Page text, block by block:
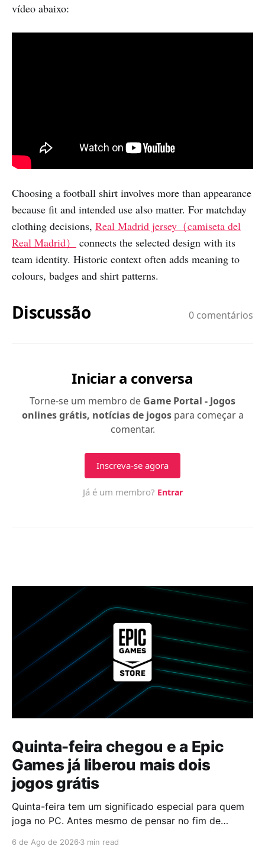
vídeo abaixo:
Choosing a football shirt involves more than appearance
because fit and intended use also matter. For matchday
clothing decisions, Real Madrid jersey（camiseta del
Real Madrid）
connects the selected design with its
team identity. Historic context often adds meaning to
colours, badges and shirt patterns.
Quinta-feira chegou e a Epic
Games já liberou mais dois
jogos grátis
Quinta-feira tem um significado especial para quem
joga no PC. Antes mesmo de pensar no fim de
descobrir quais serão os próximos jogos a entrar na
6 de Ago de 2026 3 min read